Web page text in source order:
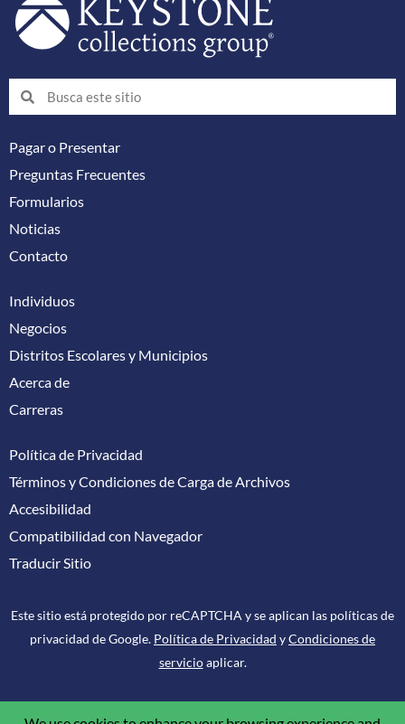
BuscarBuscar
Pagar o Presentar
Preguntas Frecuentes
Formularios
Noticias
Contacto
Individuos
Negocios
Distritos Escolares y Municipios
Acerca de
Carreras
Política de Privacidad
Términos y Condiciones de Carga de Archivos
Accesibilidad
Compatibilidad con Navegador
Traducir Sitio
Este sitio está protegido por reCAPTCHA y se aplican las políticas de
privacidad de Google. Política de Privacidad yCondiciones de
servicioaplicar.